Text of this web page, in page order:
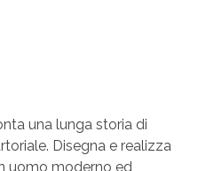
una lunga storia di
Disegna e realizza
uomo moderno ed